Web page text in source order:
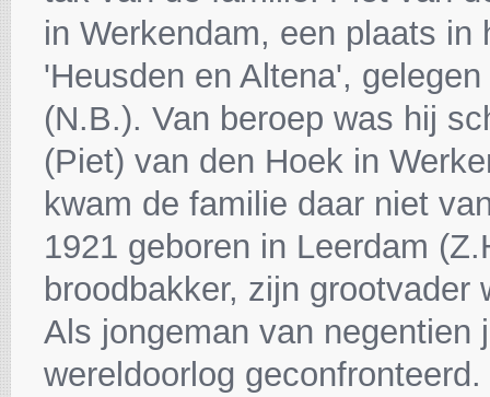
in Werkendam, een plaats in
'Heusden en Altena',
(N.B.). Van beroep was hij
(Piet) van den Hoek in
kwam de familie daar niet
1921 geboren in Leerdam
broodbakker, zijn grootvader
Als jongeman van negentien
wereldoorlog